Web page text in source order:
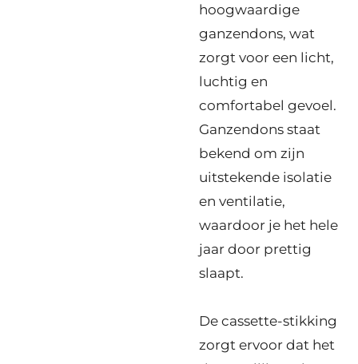
hoogwaardige
ganzendons, wat
zorgt voor een licht,
luchtig en
comfortabel gevoel.
Ganzendons staat
bekend om zijn
uitstekende isolatie
en ventilatie,
waardoor je het hele
jaar door prettig
slaapt.
De cassette-stikking
zorgt ervoor dat het